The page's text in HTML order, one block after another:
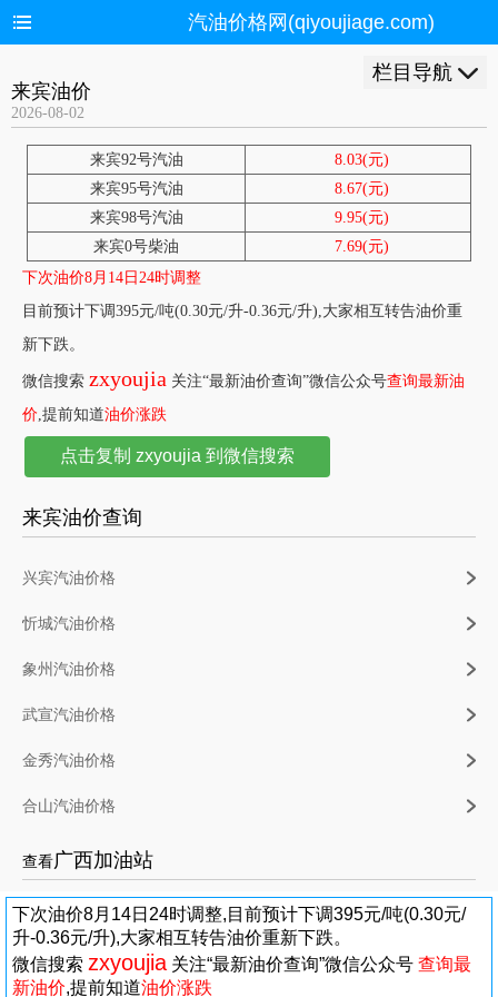
汽油价格网(qiyoujiage.com)
栏目导航
来宾油价
2026-08-02
来宾92号汽油
8.03(元)
来宾95号汽油
8.67(元)
来宾98号汽油
9.95(元)
来宾0号柴油
7.69(元)
下次油价8月14日24时调整
目前预计下调395元/吨(0.30元/升-0.36元/升),大家相互转告油价重
新下跌。
微信搜索 zxyoujia 关注“最新油价查询”微信公众号查询最新油
价,提前知道油价涨跌
点击复制 zxyoujia 到微信搜索
来宾油价查询
兴宾汽油价格
忻城汽油价格
象州汽油价格
武宣汽油价格
金秀汽油价格
合山汽油价格
查看广西加油站
下次油价8月14日24时调整,目前预计下调395元/吨(0.30元/
升-0.36元/升),大家相互转告油价重新下跌。
微信搜索 zxyoujia 关注“最新油价查询”微信公众号 查询最
新油价,提前知道油价涨跌